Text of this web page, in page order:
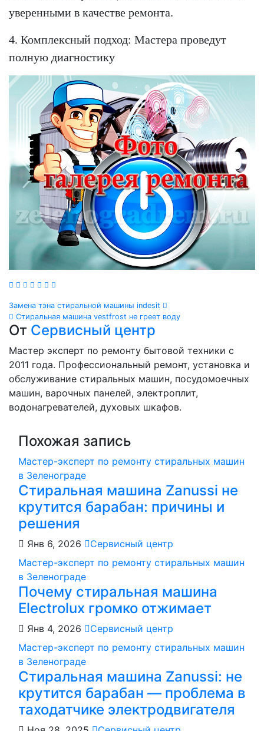
уверенными в качестве ремонта.
4. Комплексный подход: Мастера проведут
полную диагностику
Навигация
по
записям
Замена тэна стиральной машины indesit
Стиральная машина vestfrost не греет воду
От Сервисный центр
Мастер эксперт по ремонту бытовой техники с
2011 года. Профессиональный ремонт, установка и
обслуживание стиральных машин, посудомоечных
машин, варочных панелей, электроплит,
водонагревателей, духовых шкафов.
Похожая запись
Мастер-эксперт по ремонту стиральных машин
в Зеленограде
Стиральная машина Zanussi не
крутится барабан: причины и
решения
Янв 6, 2026
Сервисный центр
Мастер-эксперт по ремонту стиральных машин
в Зеленограде
Почему стиральная машина
Electrolux громко отжимает
Янв 4, 2026
Сервисный центр
Мастер-эксперт по ремонту стиральных машин
в Зеленограде
Стиральная машина Zanussi: не
крутится барабан — проблема в
таходатчике электродвигателя